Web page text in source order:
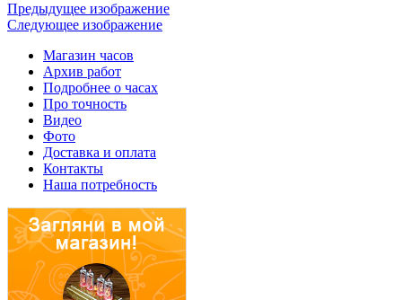
Предыдущее изображение
Следующее изображение
Магазин часов
Архив работ
Подробнее о часах
Про точность
Видео
Фото
Доставка и оплата
Контакты
Наша потребность